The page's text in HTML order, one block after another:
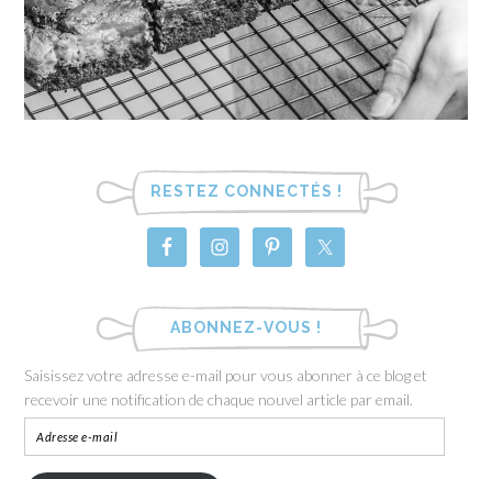
RESTEZ CONNECTÉS !
ABONNEZ-VOUS !
Saisissez votre adresse e-mail pour vous abonner à ce blog et
recevoir une notification de chaque nouvel article par email.